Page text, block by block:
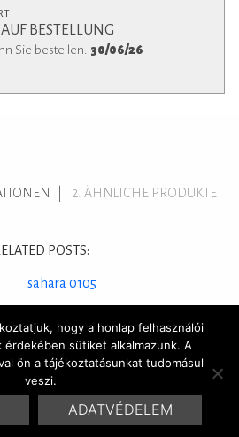
BESTELLUNG
Sie bestellen: 30/06/26
ÄHNLICHE PRODUKTE
POSTS:
sahara 0105
| Design & Site by
hogy a honlap felhasználói
érdekében sütiket alkalmazunk. A
ön a tájékoztatásunkat tudomásul
veszi.
ADATVÉDELEM